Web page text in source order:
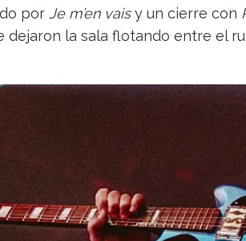
por Je m’en vaisy un cierre con
dejaron la sala flotando entre el